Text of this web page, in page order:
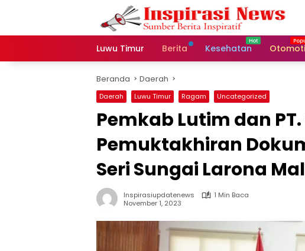
Luwu Timur Berita Kesehatan
Beranda Daerah
Daerah Luwu Timur Ragam Uncategorized
Pemkab Lutim dan
Pemuktakhiran
Seri Sungai Larona
Inspirasiupdatenews
1 Min Baca
November 1, 2023